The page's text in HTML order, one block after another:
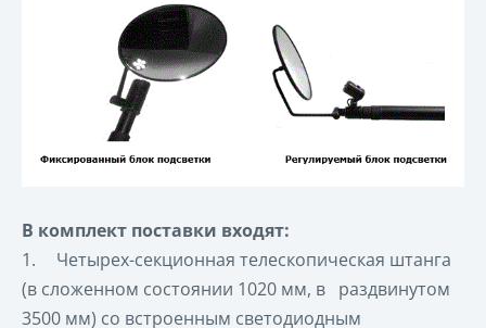
В комплект поставки входят:
1.
Четырех-секционная телескопическая штанга
(в сложенном состоянии 1020 мм, в раздвинутом
3500 мм) со встроенным светодиодным